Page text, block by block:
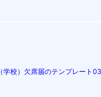
（学校）欠席届のテンプレート